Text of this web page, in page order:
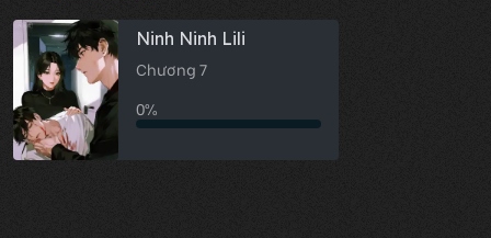
Ninh Ninh Lili
Chương 7
0%